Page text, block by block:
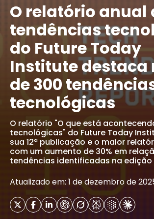
O relatório anual
tendências
do Future Today
Institute destaca
de 300
tecnológicas
O relatório "O que está
tecnológicas" do Future Today
sua 12ª publicação e o maior
com um aumento de 30% em
tendências identificadas na
Atualizado em: 1 de dezembro de